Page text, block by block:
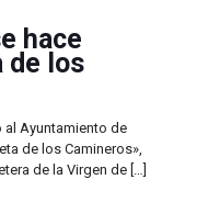
hace
de los
Ayuntamiento de
de los Camineros»,
de la Virgen de […]